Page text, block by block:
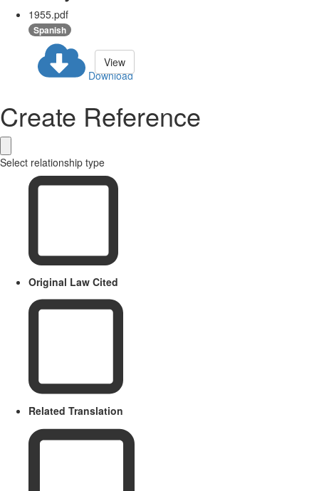
1955.pdf
Spanish
Download
View
Create Reference
Select relationship type
Original Law Cited
Related Translation